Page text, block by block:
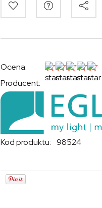
Ocena:
Producent:
Kod produktu: 98524